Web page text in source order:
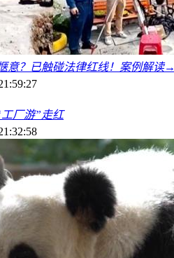
意？已触碰法律红线！案例解读→
厂游”走红